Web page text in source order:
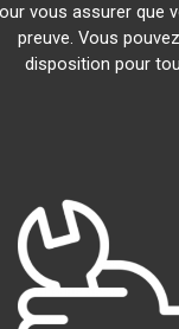
vous assurer que
preuve. Vous
disposition pour